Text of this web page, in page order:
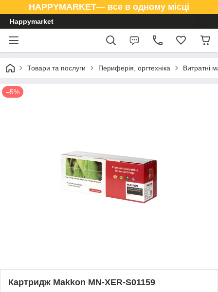
HAPPYMARKET— все в одному місці
Happymarket
Товари та послуги Периферія, оргтехніка Витратні
–5%
Картридж Makkon MN-XER-S01159